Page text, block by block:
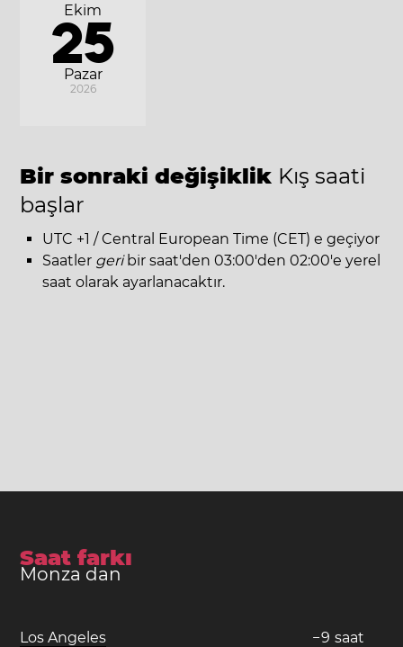
Pazar
Ekim
25
2026
Bir sonraki değişiklik Kış saati
başlar
UTC +1 / Central European Time (CET) e geçiyor
Saatler geribir saat'den 03:00'den 02:00'e yerel
saat olarak ayarlanacaktır.
Saat farkı
Monza dan
Los Angeles −9 saat